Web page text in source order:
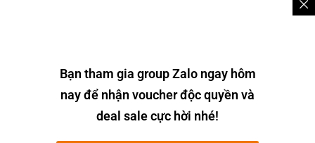
lang, ăn bánh tráng nướng (pizza Đà Lạt), hay gọi vài
xiêng đồ nướng thơm lừng dưới cái thời tiết se se
lạnh lạnh hẳn là rất thú vị đấy!
Bạn tham gia group Zalo ngay hôm
nay để nhận voucher độc quyền và
deal sale cực hời nhé!